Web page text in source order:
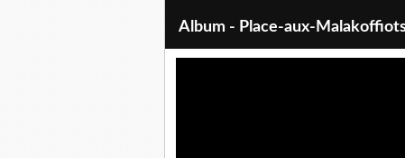
Album - Place-aux-